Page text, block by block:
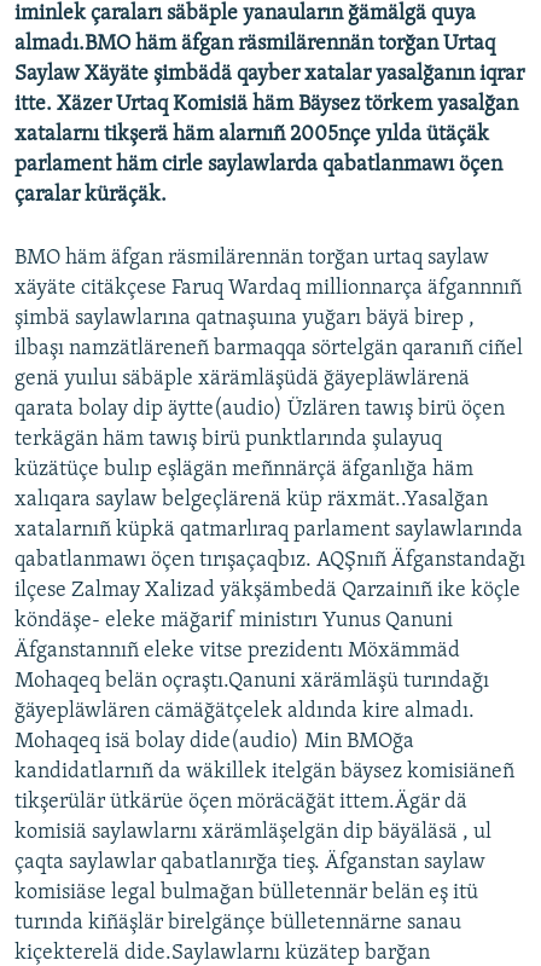
ШӘЛКЕМНӘР
ӘҢГӘМӘ
КОММЕНТАР
ДИНИ ТОРМЫШ
ПӘРӘВЕЗ
КИНОХАНӘ
ДӨНЬЯ ХӘЛЛӘРЕ
ТАТАРЧА ПОДКАСТ
ӘЙДӘ ONLINE
IDEL.РЕАЛИИ
БЕЗГӘ КУШЫЛЫГЫЗ!
БАШКА ТЕЛЛӘРДӘ
iminlek çaraları säbäple yanauların ğämälgä quya
almadı.BMO häm äfgan räsmilärennän torğan Urtaq
Saylaw Xäyäte şimbädä qayber xatalar yasalğanın iqrar
itte. Xäzer Urtaq Komisiä häm Bäysez törkem yasalğan
xatalarnı tikşerä häm alarnıñ 2005nçe yılda ütäçäk
parlament häm cirle saylawlarda qabatlanmawı öçen
çaralar küräçäk.
BMO häm äfgan räsmilärennän torğan urtaq saylaw
xäyäte citäkçese Faruq Wardaq millionnarça äfgannnıñ
şimbä saylawlarına qatnaşuına yuğarı bäyä birep ,
ilbaşı namzätläreneñ barmaqqa sörtelgän qaranıñ ciñel
genä yuıluı säbäple xärämläşüdä ğäyepläwlärenä
qarata bolay dip äytte(audio) Üzlären tawış birü öçen
terkägän häm tawış birü punktlarında şulayuq
küzätüçe bulıp eşlägän meñnnärçä äfganlığa häm
xalıqara saylaw belgeçlärenä küp räxmät..Yasalğan
xatalarnıñ küpkä qatmarlıraq parlament saylawlarında
qabatlanmawı öçen tırışaçaqbız. AQŞnıñ Äfganstandağı
ilçese Zalmay Xalizad yäkşämbedä Qarzainıñ ike köçle
köndäşe- eleke mäğarif ministırı Yunus Qanuni
Äfganstannıñ eleke vitse prezidentı Möxämmäd
Mohaqeq belän oçraştı.Qanuni xärämläşü turındağı
ğäyepläwlären cämäğätçelek aldında kire almadı.
Mohaqeq isä bolay dide(audio) Min BMOğa
kandidatlarnıñ da wäkillek itelgän bäysez komisiäneñ
tikşerülär ütkärüe öçen möräcäğät ittem.Ägär dä
komisiä saylawlarnı xärämläşelgän dip bäyäläsä , ul
çaqta saylawlar qabatlanırğa tieş. Äfganstan saylaw
komisiäse legal bulmağan bülletennär belän eş itü
turında kiñäşlär birelgänçe bülletennärne sanau
kiçekterelä dide.Saylawlarnı küzätep barğan